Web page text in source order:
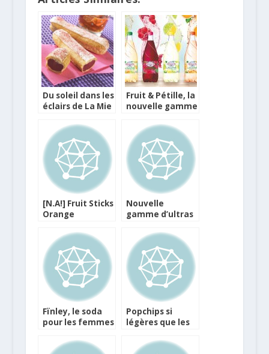
Du soleil dans les
éclairs de La Mie
Fruit & Pétille, la
nouvelle gamme
[N.A!] Fruit Sticks
Orange
édition limitée
chez Monoprix.
Nouvelle
gamme d’ultras
chez Alpro
Fïnley, le soda
pour les femmes
Popchips si
légères que les
raffolent !